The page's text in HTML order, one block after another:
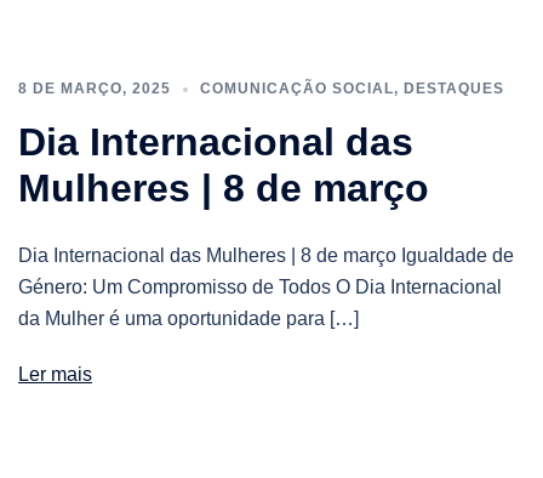
8 DE MARÇO, 2025 COMUNICAÇÃO SOCIAL, DESTAQUES
Dia Internacional das
Mulheres | 8 de março
Dia Internacional das Mulheres | 8 de março Igualdade de
Género: Um Compromisso de Todos O Dia Internacional
da Mulher é uma oportunidade para […]
Ler mais